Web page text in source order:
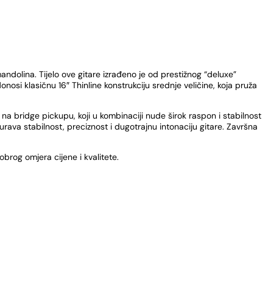
Tijelo ove gitare izrađeno je od prestižnog “deluxe”
klasičnu 16″ Thinline konstrukciju srednje veličine, koja pruža
na bridge pickupu, koji u kombinaciji nude širok raspon i stabilnost
stabilnost, preciznost i dugotrajnu intonaciju gitare. Završna
omjera cijene i kvalitete.